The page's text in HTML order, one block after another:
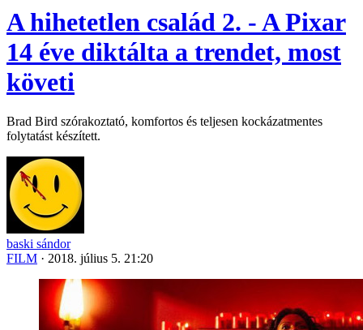
A hihetetlen család 2. - A Pixar
14 éve diktálta a trendet, most
követi
Brad Bird szórakoztató, komfortos és teljesen kockázatmentes
folytatást készített.
baski sándor
FILM · 2018. július 5. 21:20